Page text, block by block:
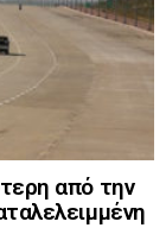
από την